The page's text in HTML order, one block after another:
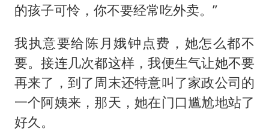
的孩子可怜，你不要经常吃外卖。”
我执意要给陈月娥钟点费，她怎么都不
要。接连几次都这样，我便生气让她不要
再来了，到了周末还特意叫了家政公司的
一个阿姨来，那天，她在门口尴尬地站了
好久。